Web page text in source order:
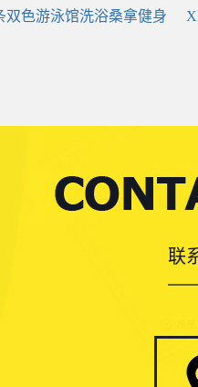
双色游泳馆洗浴桑拿健身
联